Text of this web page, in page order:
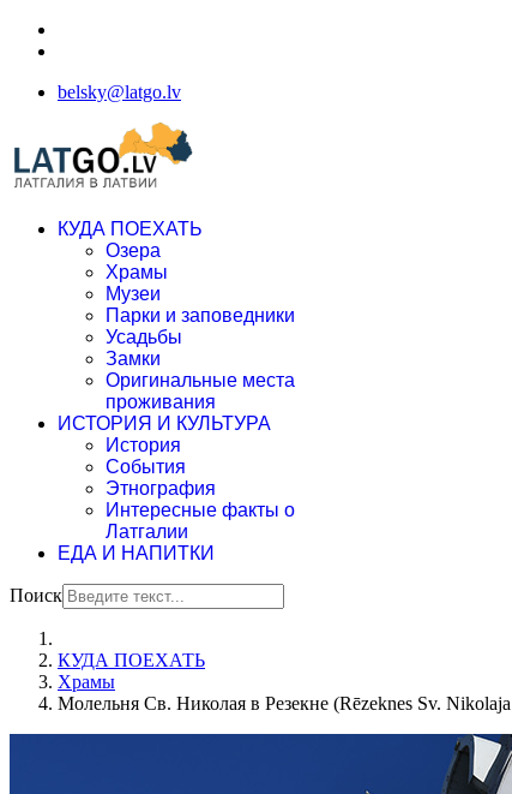
belsky@latgo.lv
КУДА ПОЕХАТЬ
Озера
Храмы
Музеи
Парки и заповедники
Усадьбы
Замки
Оригинальные места
проживания
ИСТОРИЯ И КУЛЬТУРА
История
События
Этнография
Интересные факты о
Латгалии
ЕДА И НАПИТКИ
Поиск
КУДА ПОЕХАТЬ
Храмы
Молельня Св. Николая в Резекне (Rēzeknes Sv.